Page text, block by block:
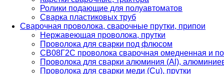
Ролики подающие для полуавтоматов
Сварка пластиковых труб
Сварочная проволока, сварочные прутки, припои
Нержавеющая проволока, прутки
Проволока для сварки под флюсом
СВ08Г2С проволока сварочная омедненная и
Проволока для сварки алюминия (Al),
Проволока для сварки меди (Cu), прутки